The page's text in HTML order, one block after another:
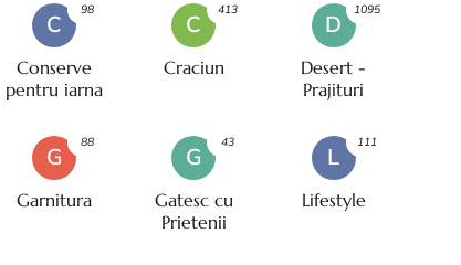
C
Conserve
pentru iarna
98
C
Craciun
413
D
Desert -
Prajituri
1095
G
Garnitura
88
G
Gatesc cu
Prietenii
43
L
Lifestyle
111